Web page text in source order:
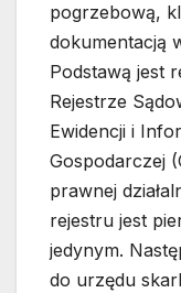
pogrzebową,
dokumentacją
Podstawą jest
Rejestrze
Ewidencji i
Gospodarczej
prawnej
rejestru jest
jedynym.
do urzędu